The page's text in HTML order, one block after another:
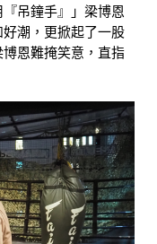
吊鐘手』」梁博恩
潮，更掀起了一股
恩難掩笑意，直指